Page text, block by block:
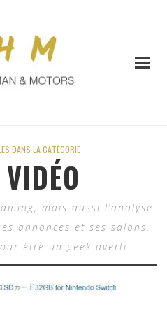
DANS LA CATÉGORIE
mais aussi l’analyse
annonces et ses salons.
être un geek averti.